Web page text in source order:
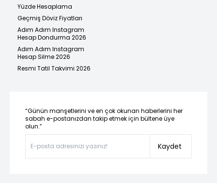
Yüzde Hesaplama
Geçmiş Döviz Fiyatları
Adım Adım Instagram
Hesap Dondurma 2026
Adım Adım Instagram
Hesap Silme 2026
Resmi Tatil Takvimi 2026
“Günün manşetlerini ve en çok okunan haberlerini her
sabah e-postanızdan takip etmek için bültene üye
olun.”
Kaydet